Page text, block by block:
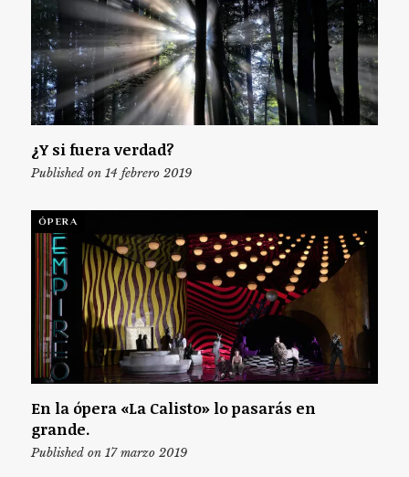
¿Y si fuera verdad?
Published on 14 febrero 2019
ÓPERA
En la ópera «La Calisto» lo pasarás en
grande.
Published on 17 marzo 2019